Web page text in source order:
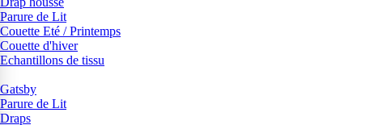
Parure de Lit
Couette Eté / Printemps
Couette d'hiver
Echantillons de tissu
Gatsby
Parure de Lit
Draps